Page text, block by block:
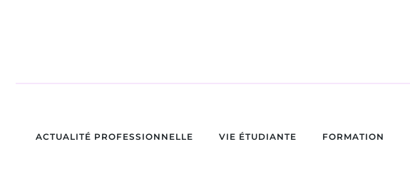
ACTUALITÉ PROFESSIONNELLE VIE ÉTUDIANTE FORMATION